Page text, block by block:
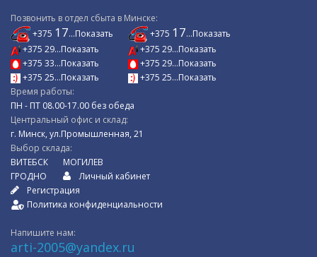
Позвонить в отдел сбыта в Минске:
+375 17...Показать
+375 29...Показать
+375 33...Показать
+375 25...Показать
+375 17...Показать
+375 29...Показать
+375 29...Показать
+375 25...Показать
Время работы:
ПН - ПТ 08.00-17.00 без обеда
Центральный офис и склад:
г. Минск, ул.Промышленная, 21
Выбор склада:
ВИТЕБСК
ГРОДНО
МОГИЛЕВ
Личный кабинет
Регистрация
Политика конфиденциальности
Напишите нам:
arti-2005@yandex.ru